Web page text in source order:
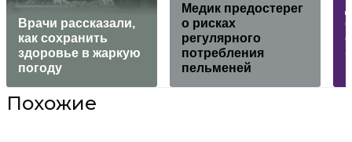
Врачи рассказали,
как сохранить
здоровье в жаркую
погоду
Медик предостерег
о рисках
регулярного
потребления
пельменей
Похожие